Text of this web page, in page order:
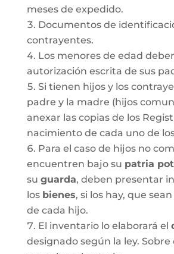
meses de expedido.
Documentos de
contrayentes.
Los menores de edad
autorización escrita de sus
Si tienen hijos y los
padre y la madre (hijos
anexar las copias de los
nacimiento de cada uno de
Para el caso de hijos no
encuentren bajo su patria
su guarda, deben presentar
los bienes, si los hay, que
de cada hijo.
El inventario lo elaborará el
designado según la ley.